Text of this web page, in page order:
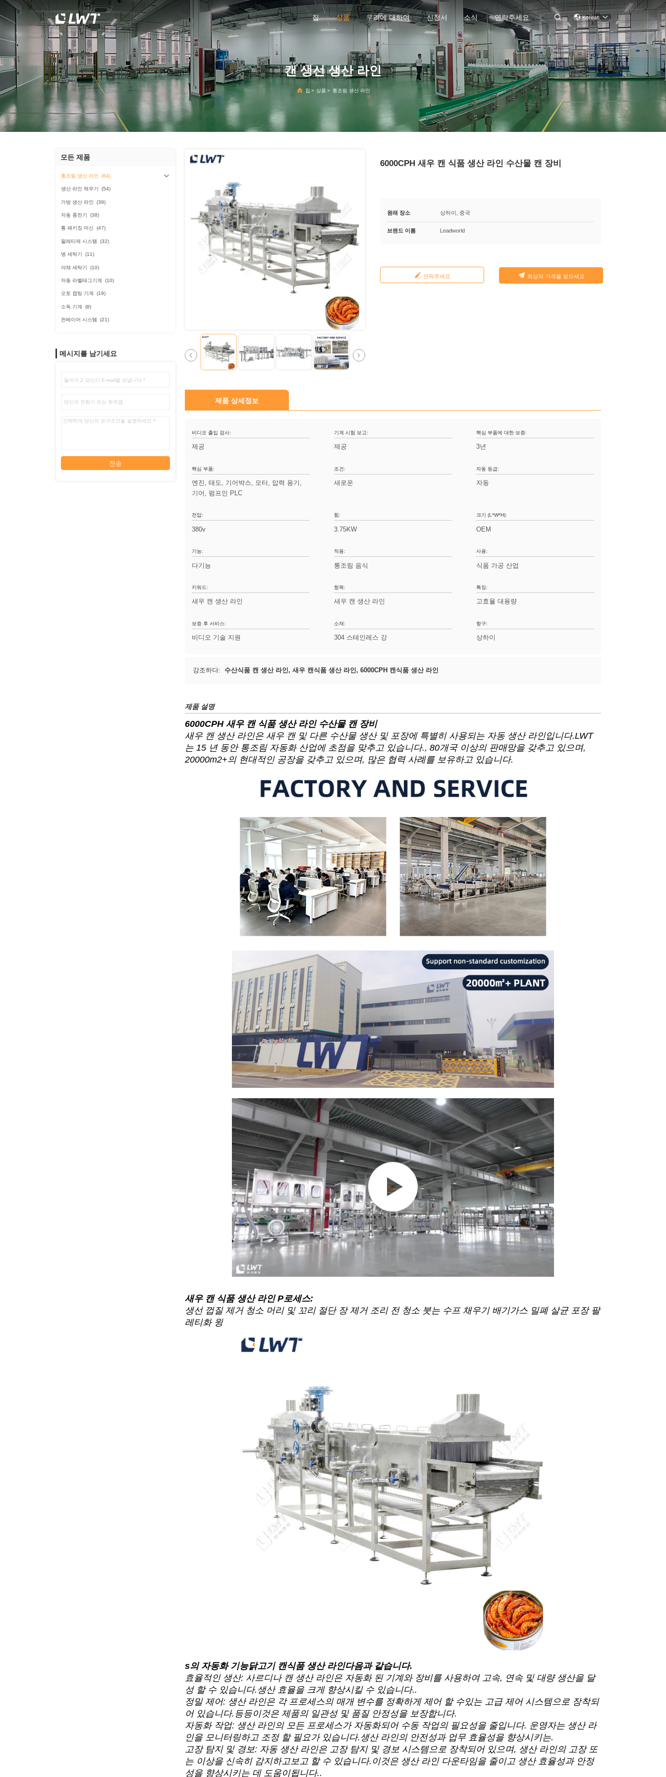
집 상품 우리에 대하여 신청서 소식 연락주세요  Korean
캔 생선 생산 라인
집 > 상품> 통조림 생산 라인
모든 제품
통조림 생산 라인 (64)
생산 라인 채우기 (54)
가방 생산 라인 (39)
자동 충전기 (38)
통 패키징 머신 (47)
팔레티제 시스템 (32)
병 세탁기 (11)
야채 세탁기 (10)
자동 라벨태그기계 (10)
오토 캡팅 기계 (19)
소독 기계 (8)
컨베이어 시스템 (21)
메시지를 남기세요
전송
6000CPH 새우 캔 식품 생산 라인 수산물 캔 장비
원래 장소 상하이, 중국
브랜드 이름 Leadworld
연락주세요 최상의 가격을 얻으세요
제품 상세정보
비디오 출입 검사:
제공
기계 시험 보고:
제공
핵심 부품에 대한 보증:
3년
핵심 부품:
엔진, 태도, 기어박스, 모터, 압력 용기,
기어, 펌프인 PLC
조건:
새로운
자동 등급:
자동
전압:
380v
힘:
3.75KW
크기 (L*W*H):
OEM
기능:
다기능
적용:
통조림 음식
사용:
식품 가공 산업
키워드:
새우 캔 생산 라인
항목:
새우 캔 생산 라인
특징:
고효율 대용량
보증 후 서비스:
비디오 기술 지원
소재:
304 스테인레스 강
항구:
상하이
강조하다: 수산식품 캔 생산 라인 , 새우 캔식품 생산 라인 , 6000CPH 캔식품 생산 라인
제품 설명
6000CPH 새우 캔 식품 생산 라인 수산물 캔 장비
새우 캔 생산 라인은 새우 캔 및 다른 수산물 생산 및 포장에 특별히 사용되는 자동 생산 라인입니다.LWT
는 15 년 동안 통조림 자동화 산업에 초점을 맞추고 있습니다., 80개국 이상의 판매망을 갖추고 있으며,
20000m2+의 현대적인 공장을 갖추고 있으며, 많은 협력 사례를 보유하고 있습니다.
새우 캔 식품 생산 라인 P로세스:
생선 껍질 제거 청소 머리 및 꼬리 절단 장 제거 조리 전 청소 붓는 수프 채우기 배기가스 밀폐 살균 포장 팔
레티화 윙
s의 자동화 기능닭고기 캔식품 생산 라인다음과 같습니다.
효율적인 생산: 사르디나 캔 생산 라인은 자동화 된 기계와 장비를 사용하여 고속, 연속 및 대량 생산을 달
성 할 수 있습니다.생산 효율을 크게 향상시킬 수 있습니다..
정밀 제어: 생산 라인은 각 프로세스의 매개 변수를 정확하게 제어 할 수있는 고급 제어 시스템으로 장착되
어 있습니다.등등이것은 제품의 일관성 및 품질 안정성을 보장합니다.
자동화 작업: 생산 라인의 모든 프로세스가 자동화되어 수동 작업의 필요성을 줄입니다. 운영자는 생산 라
인을 모니터링하고 조정 할 필요가 있습니다.생산 라인의 안전성과 업무 효율성을 향상시키는.
고장 탐지 및 경보: 자동 생산 라인은 고장 탐지 및 경보 시스템으로 장착되어 있으며, 생산 라인의 고장 또
는 이상을 신속히 감지하고보고 할 수 있습니다.이것은 생산 라인 다운타임을 줄이고 생산 효율성과 안정
성을 향상시키는 데 도움이됩니다..